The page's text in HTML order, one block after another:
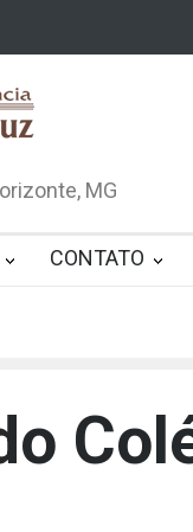
MG
CONTATO